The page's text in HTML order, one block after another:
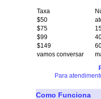
Como Funciona
Taxa
$50
$75
$99
$149
vamos conversar
Para